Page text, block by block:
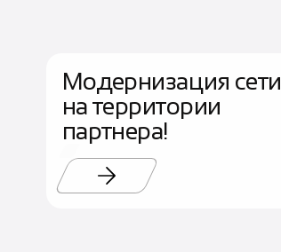
Модернизация сети
на территории
партнера!